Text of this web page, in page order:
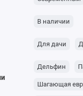
В наличии
Для дачи
Дельфин
Шагающая